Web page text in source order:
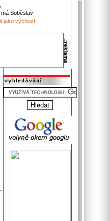
Soběslav
jako výchozí